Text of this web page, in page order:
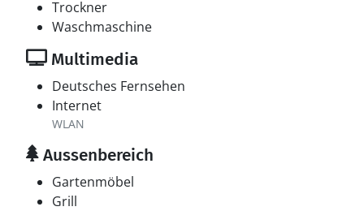
Trockner
Waschmaschine
Multimedia
Deutsches Fernsehen
Internet
WLAN
Aussenbereich
Gartenmöbel
Grill